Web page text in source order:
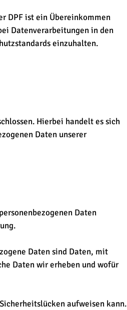
DPF ist ein Übereinkommen
Datenverarbeitungen in den
einzuhalten.
Hierbei handelt es sich
Daten unserer
Daten
Daten sind Daten, mit
Daten wir erheben und wofür
aufweisen kann.